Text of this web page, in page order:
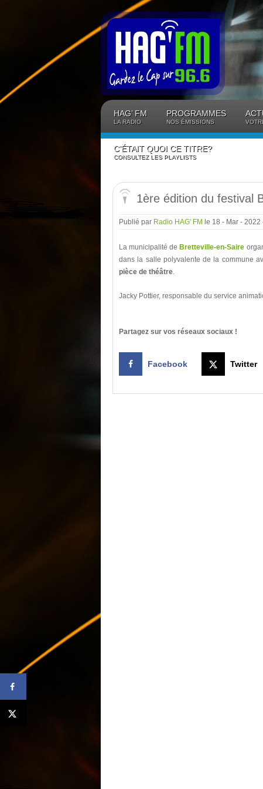
HAG’ FM
LA RADIO
PROGRAMMES
NOS ÉMISSIONS
C’ÉTAIT QUOI CE TITRE?
CONSULTEZ LES PLAYLISTS
1ère édition du festival
Publié par Radio HAG' FM le 18 - Mar - 2022
La municipalité de Bretteville-en-Saire
dans la salle polyvalente de la commune
pièce de théâtre.
Jacky Pottier, responsable du service
Partagez sur vos réseaux sociaux !
Facebook Twitter